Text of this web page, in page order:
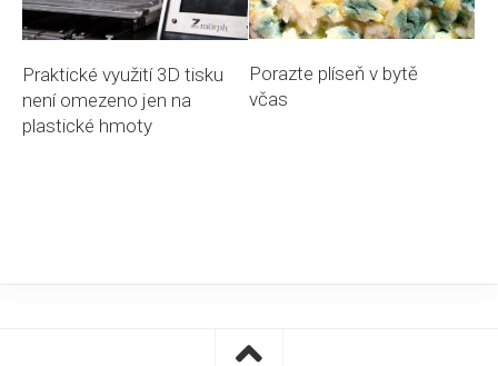
Praktické využití 3D tisku
není omezeno jen na
plastické hmoty
Porazte plíseň v bytě
včas